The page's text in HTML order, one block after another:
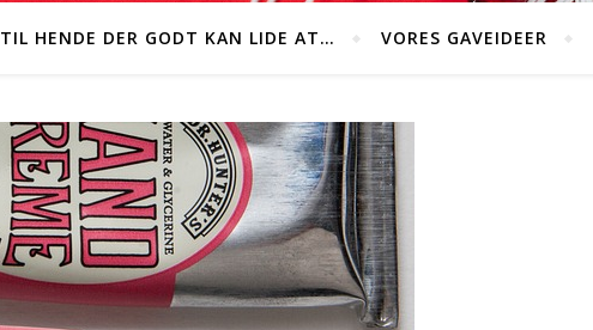
TIL HENDE DER GODT KAN LIDE AT… VORES GAVEIDEER